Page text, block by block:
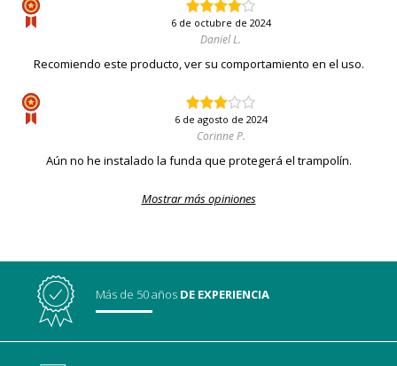
6 de octubre de 2024
Daniel L.
Recomiendo este producto, ver su comportamiento en el uso.
6 de agosto de 2024
Corinne P.
Aún no he instalado la funda que protegerá el trampolín.
Mostrar más opiniones
Más de 50 años DE EXPERIENCIA